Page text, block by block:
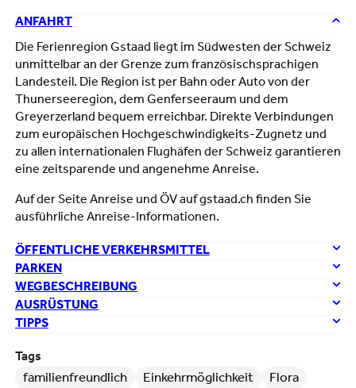
Tags
familienfreundlich Einkehrmöglichkeit
Flora
ANFAHRT
Die Ferienregion Gstaad liegt im Südwesten der Schweiz
unmittelbar an der Grenze zum französischsprachigen
Landesteil. Die Region ist per Bahn oder Auto von der
Thunerseeregion, dem Genferseeraum und dem
Greyerzerland bequem erreichbar. Direkte Verbindungen
zum europäischen Hochgeschwindigkeits-Zugnetz und
zu allen internationalen Flughäfen der Schweiz garantieren
eine zeitsparende und angenehme Anreise.
Auf der Seite Anreise und ÖV auf gstaad.ch finden Sie
ausführliche Anreise-Informationen.
ÖFFENTLICHE VERKEHRSMITTEL
PARKEN
WEGBESCHREIBUNG
AUSRÜSTUNG
TIPPS